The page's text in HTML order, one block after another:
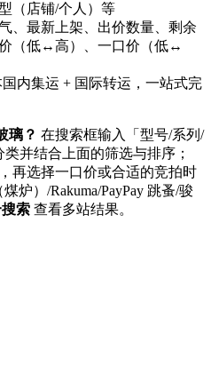
（店铺/个人）等
、最新上架、出价数量、剩余
（低↔高）、一口价（低↔
内集运 + 国际转运，一站式完
璃？ 在搜索框输入「型号/系列/
并结合上面的筛选与排序；
再选择一口价或合适的竞拍时
煤炉）/Rakuma/PayPay 跳蚤/骏
索 查看多站结果。